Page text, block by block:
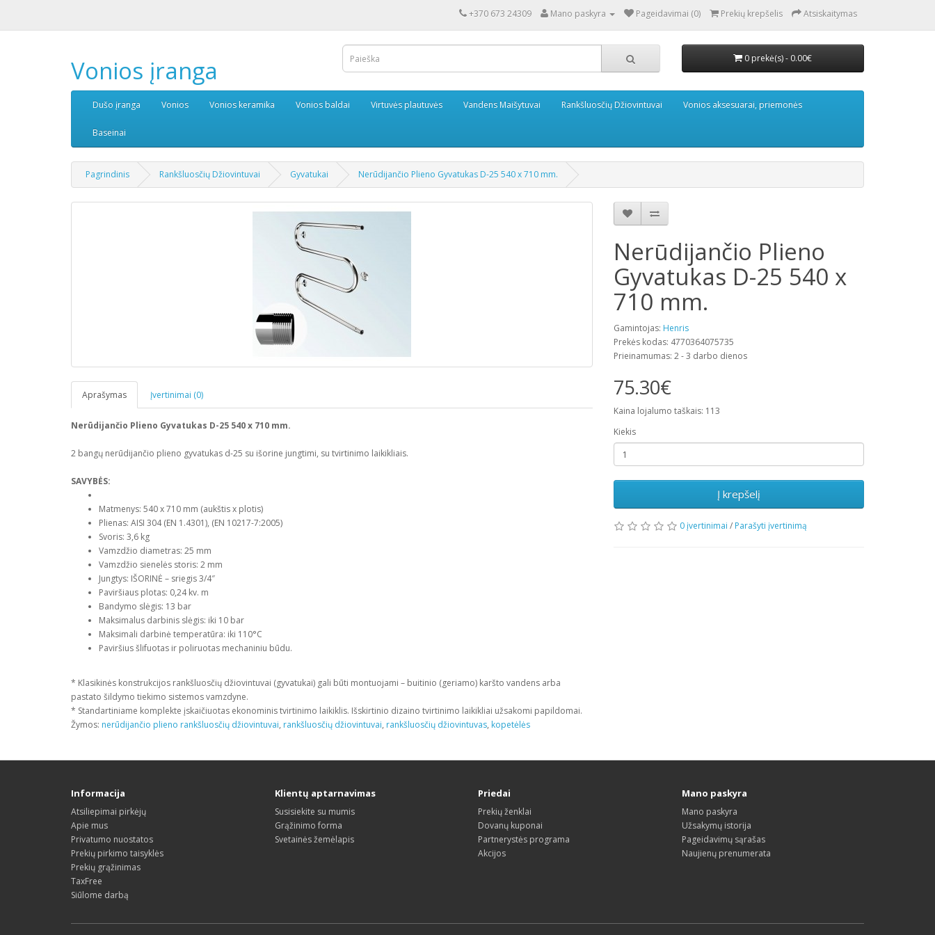
+370 673 24309 Mano paskyra Pageidavimai (0) Prekių krepšelis Atsiskaitymas
Vonios įranga 0 prekė(s) - 0.00€
Dušo įranga Vonios Vonios keramika Vonios baldai Virtuvės plautuvės Vandens Maišytuvai Rankšluosčių Džiovintuvai Vonios aksesuarai, priemonės
Baseinai
Pagrindinis Rankšluosčių Džiovintuvai Gyvatukai Nerūdijančio Plieno Gyvatukas D-25 540 x 710 mm.
Aprašymas Įvertinimai (0)
Nerūdijančio Plieno Gyvatukas D-25 540 x 710 mm.
2 bangų nerūdijančio plieno gyvatukas d-25 su išorine jungtimi, su tvirtinimo laikikliais.
SAVYBĖS:
Matmenys: 540 x 710 mm (aukštis x plotis)
Plienas: AISI 304 (EN 1.4301), (EN 10217-7:2005)
Svoris: 3,6 kg
Vamzdžio diametras: 25 mm
Vamzdžio sienelės storis: 2 mm
Jungtys: IŠORINĖ – sriegis 3/4″
Paviršiaus plotas: 0,24 kv. m
Bandymo slėgis: 13 bar
Maksimalus darbinis slėgis: iki 10 bar
Maksimali darbinė temperatūra: iki 110°C
Paviršius šlifuotas ir poliruotas mechaniniu būdu.
* Klasikinės konstrukcijos rankšluosčių džiovintuvai (gyvatukai) gali būti montuojami – buitinio (geriamo) karšto vandens arba
pastato šildymo tiekimo sistemos vamzdyne.
* Standartiniame komplekte įskaičiuotas ekonominis tvirtinimo laikiklis. Išskirtinio dizaino tvirtinimo laikikliai užsakomi papildomai.
Nerūdijančio Plieno
Gyvatukas D-25 540 x
710 mm.
Gamintojas: Henris
Prekės kodas: 4770364075735
Prieinamumas: 2 - 3 darbo dienos
75.30€
Kaina lojalumo taškais: 113
Kiekis
Į krepšelį
0 įvertinimai / Parašyti įvertinimą
Žymos: nerūdijančio plieno rankšluosčių džiovintuvai, rankšluosčių džiovintuvai, rankšluosčių džiovintuvas, kopetėlės
Informacija
Atsiliepimai pirkėjų
Apie mus
Privatumo nuostatos
Prekių pirkimo taisyklės
Prekių grąžinimas
TaxFree
Siūlome darbą
Klientų aptarnavimas
Susisiekite su mumis
Grąžinimo forma
Svetainės žemėlapis
Priedai
Prekių ženklai
Dovanų kuponai
Partnerystės programa
Akcijos
Mano paskyra
Mano paskyra
Užsakymų istorija
Pageidavimų sąrašas
Naujienų prenumerata